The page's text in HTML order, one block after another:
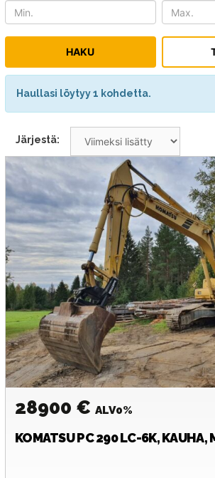
Haullasi löytyy 1 kohdetta.
Järjestä:
28900 € ALV0%
KOMATSUPC 290 LC-6K, KAUHA,